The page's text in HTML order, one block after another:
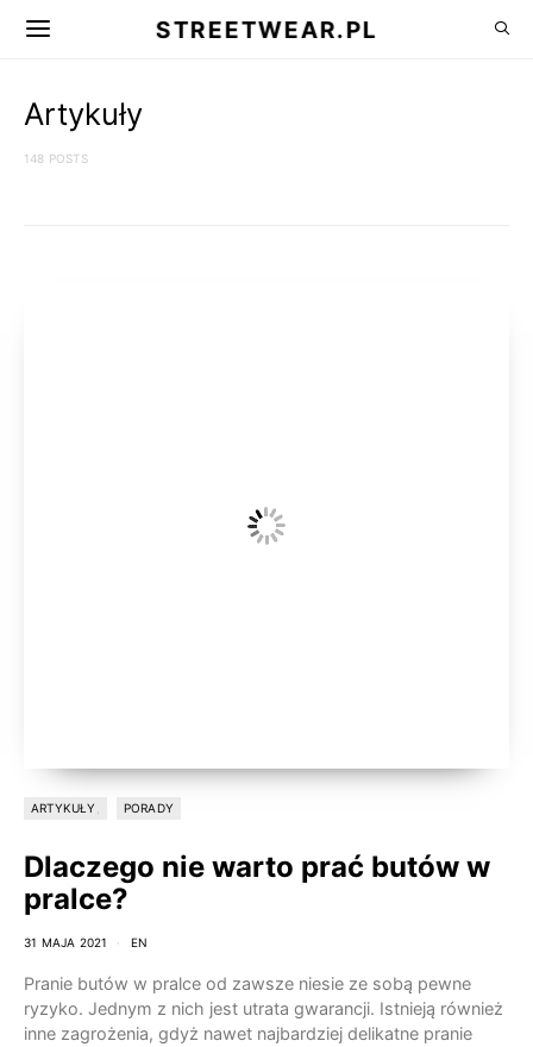
STREETWEAR.PL
Artykuły
148 POSTS
ARTYKUŁY PORADY
Dlaczego nie warto prać butów w
pralce?
31 MAJA 2021 EN
Pranie butów w pralce od zawsze niesie ze sobą pewne
ryzyko. Jednym z nich jest utrata gwarancji. Istnieją również
inne zagrożenia, gdyż nawet najbardziej delikatne pranie